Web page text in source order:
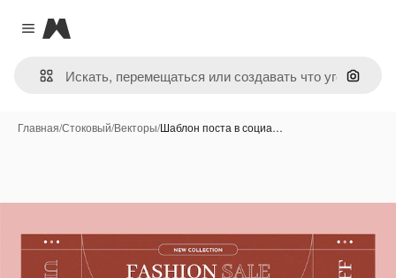
Close menu
Magnific
Поиск
Главная/Стоковый/Векторы/Шаблон поста в социа…